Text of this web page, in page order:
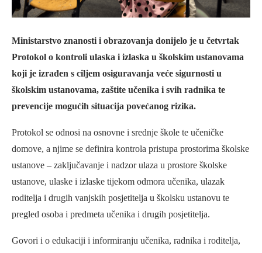
Ministarstvo znanosti i obrazovanja donijelo je u četvrtak
Protokol o kontroli ulaska i izlaska u školskim ustanovama
koji je izrađen s ciljem osiguravanja veće sigurnosti u
školskim ustanovama, zaštite učenika i svih radnika te
prevencije mogućih situacija povećanog rizika.
Protokol se odnosi na osnovne i srednje škole te učeničke
domove, a njime se definira kontrola pristupa prostorima školske
ustanove – zaključavanje i nadzor ulaza u prostore školske
ustanove, ulaske i izlaske tijekom odmora učenika, ulazak
roditelja i drugih vanjskih posjetitelja u školsku ustanovu te
pregled osoba i predmeta učenika i drugih posjetitelja.
Govori i o edukaciji i informiranju učenika, radnika i roditelja,